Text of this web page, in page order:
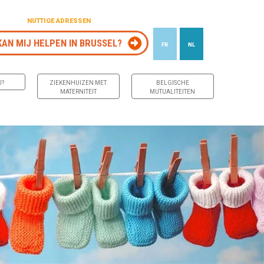
NUTTIGE ADRESSEN
MIJ HELPEN IN BRUSSEL? FR NL
ZIEKENHUIZEN MET
MATERNITEIT
BELGISCHE
MUTUALITEITEN